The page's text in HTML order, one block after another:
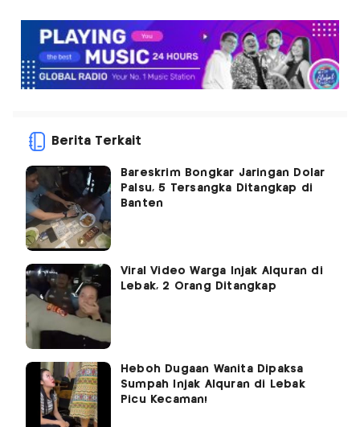
Berita Terkait
Bareskrim Bongkar Jaringan Dolar
Palsu, 5 Tersangka Ditangkap di
Banten
Viral Video Warga Injak Alquran di
Lebak, 2 Orang Ditangkap
Heboh Dugaan Wanita Dipaksa
Sumpah Injak Alquran di Lebak
Picu Kecaman!